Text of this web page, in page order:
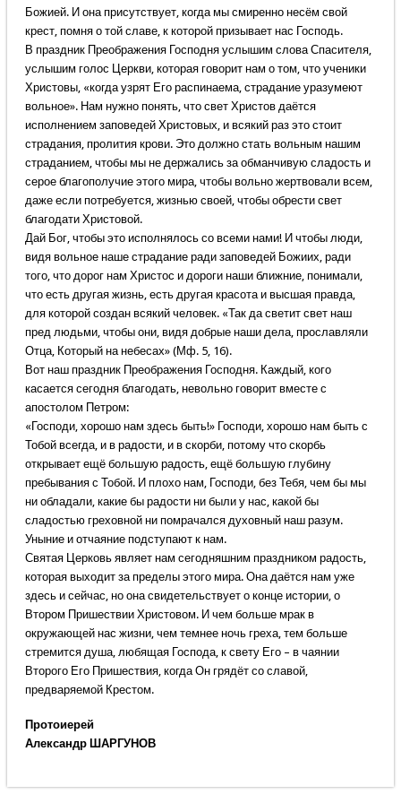
Божией. И она присутствует, когда мы смиренно несём свой
крест, помня о той славе, к которой призывает нас Господь.
В праздник Преображения Господня услышим слова Спасителя,
услышим голос Церкви, которая говорит нам о том, что ученики
Христовы, «когда узрят Его распинаема, страдание уразумеют
вольное». Нам нужно понять, что свет Христов даётся
исполнением заповедей Христовых, и всякий раз это стоит
страдания, пролития крови. Это должно стать вольным нашим
страданием, чтобы мы не держались за обманчивую сладость и
серое благополучие этого мира, чтобы вольно жертвовали всем,
даже если потребуется, жизнью своей, чтобы обрести свет
благодати Христовой.
Дай Бог, чтобы это исполнялось со всеми нами! И чтобы люди,
видя вольное наше страдание ради заповедей Божиих, ради
того, что дорог нам Христос и дороги наши ближние, понимали,
что есть другая жизнь, есть другая красота и высшая правда,
для которой создан всякий человек. «Так да светит свет наш
пред людьми, чтобы они, видя добрые наши дела, прославляли
Отца, Который на небесах» (Мф. 5, 16).
Вот наш праздник Преображения Господня. Каждый, кого
касается сегодня благодать, невольно говорит вместе с
апостолом Петром:
«Господи, хорошо нам здесь быть!» Господи, хорошо нам быть с
Тобой всегда, и в радости, и в скорби, потому что скорбь
открывает ещё большую радость, ещё большую глубину
пребывания с Тобой. И плохо нам, Господи, без Тебя, чем бы мы
ни обладали, какие бы радости ни были у нас, какой бы
сладостью греховной ни помрачался духовный наш разум.
Уныние и отчаяние подступают к нам.
Святая Церковь являет нам сегодняшним праздником радость,
которая выходит за пределы этого мира. Она даётся нам уже
здесь и сейчас, но она свидетельствует о конце истории, о
Втором Пришествии Христовом. И чем больше мрак в
окружающей нас жизни, чем темнее ночь греха, тем больше
стремится душа, любящая Господа, к свету Его – в чаянии
Второго Его Пришествия, когда Он грядёт со славой,
предваряемой Крестом.
Протоиерей
Александр ШАРГУНОВ